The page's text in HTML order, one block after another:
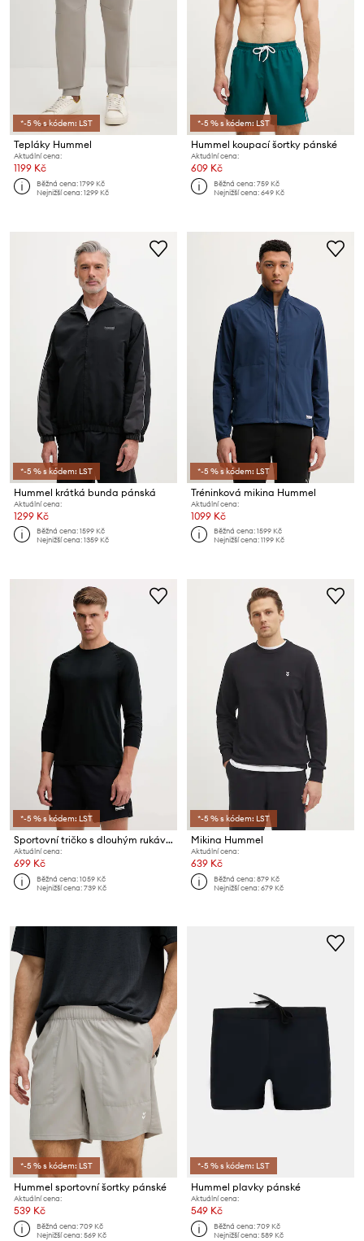
*-5 % s kódem: LST
Tepláky Hummel
Aktuální cena:
1199 Kč
Běžná cena:1799 Kč
Nejnižší cena:1299 Kč
*-5 % s kódem: LST
Hummel koupací šortky pánské
Aktuální cena:
609 Kč
Běžná cena:759 Kč
Nejnižší cena:649 Kč
*-5 % s kódem: LST
Hummel krátká bunda pánská
Aktuální cena:
1299 Kč
Běžná cena:1599 Kč
Nejnižší cena:1359 Kč
*-5 % s kódem: LST
Tréninková mikina Hummel
Aktuální cena:
1099 Kč
Běžná cena:1599 Kč
Nejnižší cena:1199 Kč
*-5 % s kódem: LST
Sportovní tričko s dlouhým rukávem Hummel
Aktuální cena:
699 Kč
Běžná cena:1059 Kč
Nejnižší cena:739 Kč
*-5 % s kódem: LST
Mikina Hummel
Aktuální cena:
639 Kč
Běžná cena:879 Kč
Nejnižší cena:679 Kč
*-5 % s kódem: LST
Hummel sportovní šortky pánské
Aktuální cena:
539 Kč
Běžná cena:709 Kč
Nejnižší cena:569 Kč
*-5 % s kódem: LST
Hummel plavky pánské
Aktuální cena:
549 Kč
Běžná cena:709 Kč
Nejnižší cena:589 Kč